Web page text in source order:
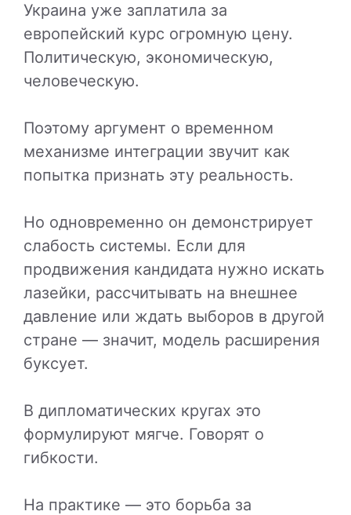
Украина уже заплатила за
европейский курс огромную цену.
Политическую, экономическую,
человеческую.
Поэтому аргумент о временном
механизме интеграции звучит как
попытка признать эту реальность.
Но одновременно он демонстрирует
слабость системы. Если для
продвижения кандидата нужно искать
лазейки, рассчитывать на внешнее
давление или ждать выборов в другой
стране — значит, модель расширения
буксует.
В дипломатических кругах это
формулируют мягче. Говорят о
гибкости.
На практике — это борьба за